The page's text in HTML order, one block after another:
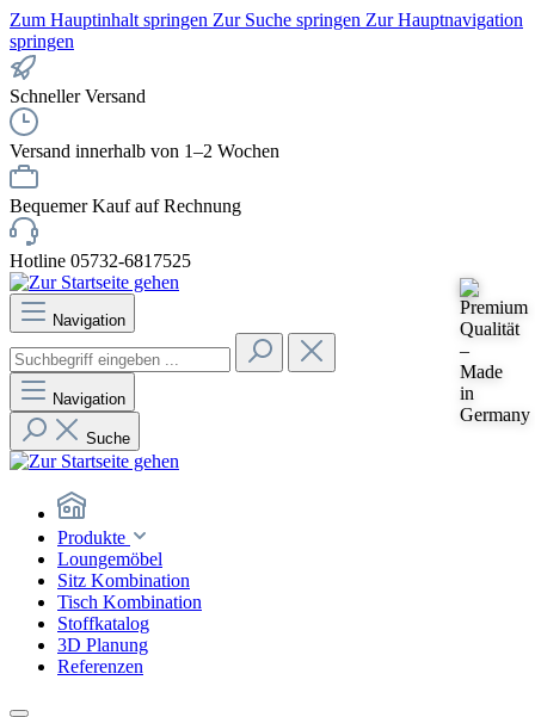
Zum Hauptinhalt springen Zur Suche springen Zur Hauptnavigation
springen
Schneller Versand
Versand innerhalb von 1–2 Wochen
Bequemer Kauf auf Rechnung
Hotline 05732-6817525
Navigation
Navigation
Suche
Produkte
Loungemöbel
Sitz Kombination
Tisch Kombination
Stoffkatalog
3D Planung
Referenzen